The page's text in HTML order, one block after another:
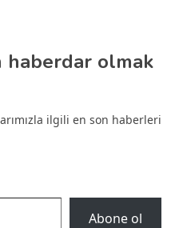
haberdar olmak
ilgili en son haberleri
Abone ol